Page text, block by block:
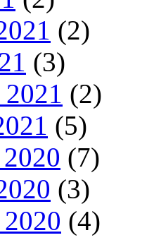
(2)
(3)
(2)
(5)
(7)
(3)
(4)